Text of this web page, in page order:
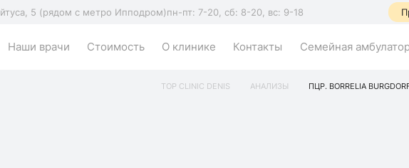
5 (рядом с метро Ипподром)пн-пт: 7-20, сб: 8-20, вс: 9-18
Наши врачи Стоимость О клинике Контакты Семейная
TOP CLINIC DENIS АНАЛИЗЫ ПЦР. BORRELIA